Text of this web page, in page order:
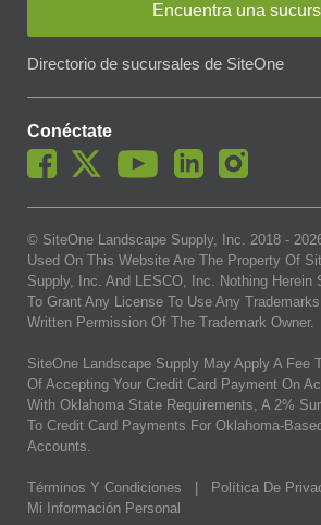
Encuentra una
Directorio de sucursales de SiteOne
Conéctate
© SiteOne Landscape Supply, Inc. 2018 -
Used On This Website Are The Property Of
Supply, Inc. And LESCO, Inc. Nothing Herein
To Grant Any License To Use Any
Written Permission Of The Trademark Owner.
SiteOne Landscape Supply May Apply A Fee
Of Accepting Your Credit Card Payment On
With Oklahoma State Requirements, A 2%
To Credit Card Payments For Oklahoma-
Accounts.
Términos Y Condiciones Política De
Mi Información Personal